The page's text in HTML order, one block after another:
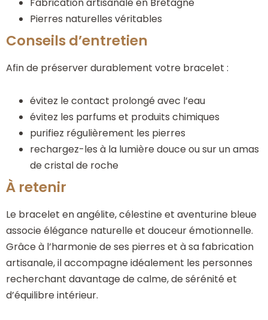
Pierres naturelles véritables
Conseils d’entretien
Afin de préserver durablement votre bracelet :
évitez le contact prolongé avec l’eau
évitez les parfums et produits chimiques
purifiez régulièrement les pierres
rechargez-les à la lumière douce ou sur un amas
de cristal de roche
À retenir
Le bracelet en angélite, célestine et aventurine bleue
associe élégance naturelle et douceur émotionnelle.
Grâce à l’harmonie de ses pierres et à sa fabrication
artisanale, il accompagne idéalement les personnes
recherchant davantage de calme, de sérénité et
d’équilibre intérieur.